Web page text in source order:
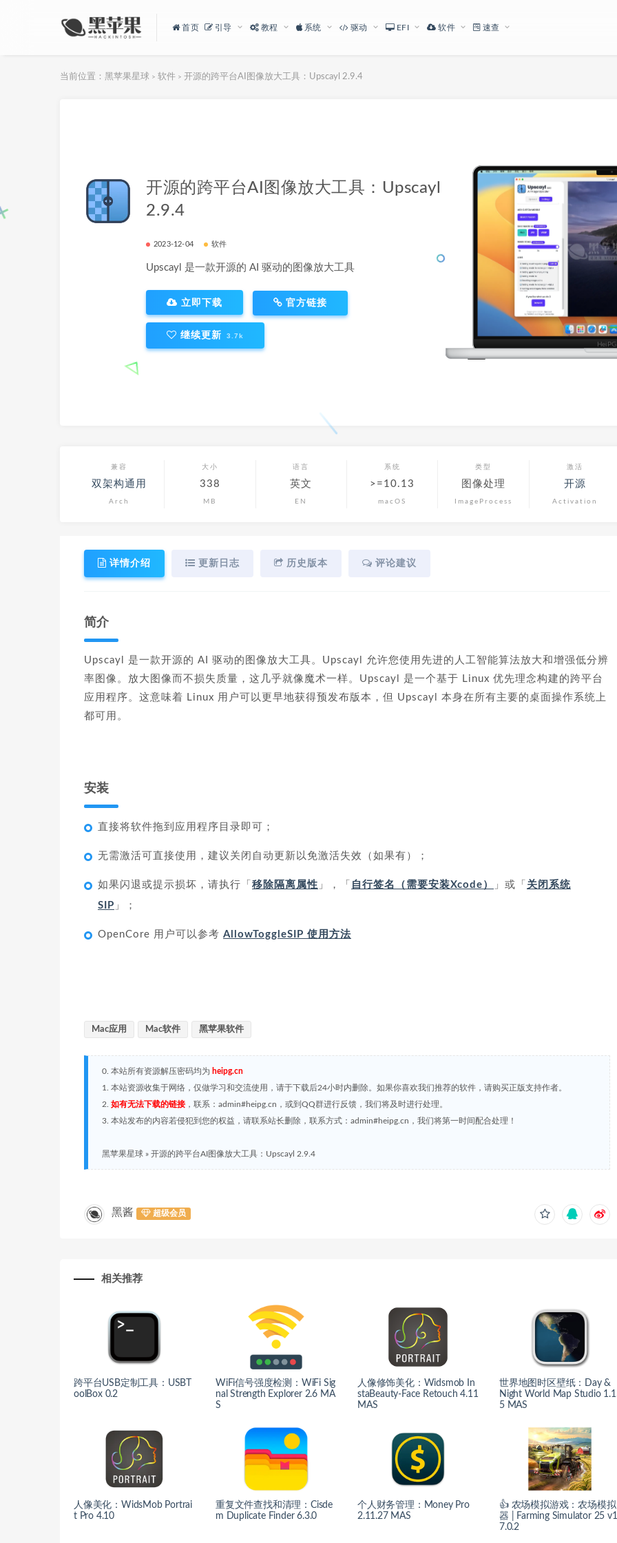
首页 引导 教程 系统 驱动 EFI 软件 速查
当前位置： 黑苹果星球 > 软件 > 开源的跨平台AI图像放大工具：Upscayl 2.9.4
开源的跨平台AI图像放大工具：Upscayl
2.9.4
2023-12-04 软件
Upscayl 是一款开源的 AI 驱动的图像放大工具
立即下载 官方链接
继续更新 3.7k
兼容
双架构通用
Arch
大小
338
MB
语言
英文
EN
系统
>=10.13
macOS
类型
图像处理
ImageProcess
激活
开源
Activation
详情介绍 更新日志 历史版本 评论建议
简介
Upscayl 是一款开源的 AI 驱动的图像放大工具。Upscayl 允许您使用先进的人工智能算法放大和增强低分辨
率图像。放大图像而不损失质量，这几乎就像魔术一样。Upscayl 是一个基于 Linux 优先理念构建的跨平台
应用程序。这意味着 Linux 用户可以更早地获得预发布版本，但 Upscayl 本身在所有主要的桌面操作系统上
都可用。
安装
直接将软件拖到应用程序目录即可；
无需激活可直接使用，建议关闭自动更新以免激活失效（如果有）；
如果闪退或提示损坏，请执行「 移除隔离属性 」，「 自行签名（需要安装Xcode） 」或「 关闭系统
SIP 」；
OpenCore 用户可以参考 AllowToggleSIP 使用方法
Mac应用 Mac软件 黑苹果软件
0. 本站所有资源解压密码均为 heipg.cn
1. 本站资源收集于网络，仅做学习和交流使用，请于下载后24小时内删除。如果你喜欢我们推荐的软件，请购买正版支持作者。
2. 如有无法下载的链接，联系：admin#heipg.cn，或到QQ群进行反馈，我们将及时进行处理。
3. 本站发布的内容若侵犯到您的权益，请联系站长删除，联系方式：admin#heipg.cn，我们将第一时间配合处理！
黑苹果星球 » 开源的跨平台AI图像放大工具：Upscayl 2.9.4
黑酱 超级会员
相关推荐
跨平台USB定制工具：USBT
oolBox 0.2
WiFi信号强度检测：WiFi Sig
nal Strength Explorer 2.6 MA
S
人像修饰美化：Widsmob In
staBeauty-Face Retouch 4.11
MAS
世界地图时区壁纸：Day &
Night World Map Studio
5 MAS
人像美化：WidsMob Portrai
t Pro 4.10
重复文件查找和清理：Cisde
m Duplicate Finder 6.3.0
个人财务管理：Money Pro
2.11.27 MAS
👍 农场模拟游戏：农场模拟
器 | Farming Simulator 25
7.0.2